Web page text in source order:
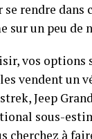
rendre
sur un peu de
vos
vendent un
Jeep
sous-
cherchez à